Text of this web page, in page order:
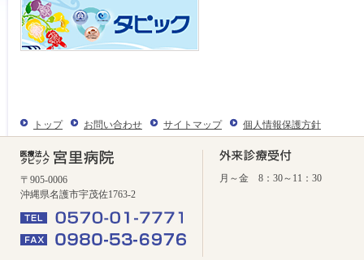
トップ お問い合わせ サイトマップ 個人情報保護方針
〒905-0006
沖縄県名護市宇茂佐1763-2
月～金 8：30～11：30